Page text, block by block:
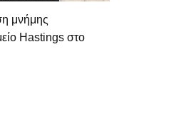
μνήμης
Hastings στο